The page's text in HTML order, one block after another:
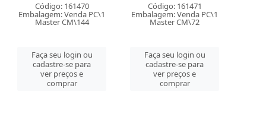
Código: 161470
Embalagem: Venda PC\1
Master CM\144
Faça seu login ou
cadastre-se para
ver preços e
comprar
Código: 161471
Embalagem: Venda PC\1
Master CM\72
Faça seu login ou
cadastre-se para
ver preços e
comprar